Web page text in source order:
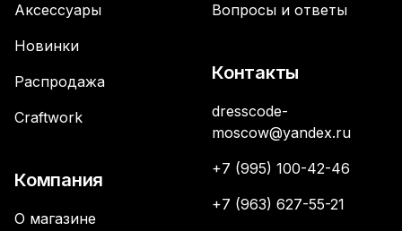
Аксессуары
Новинки
Распродажа
Craftwork
Компания
О магазине
Вопросы и ответы
Контакты
dresscode-
moscow@yandex.ru
+7 (995) 100-42-46
+7 (963) 627-55-21